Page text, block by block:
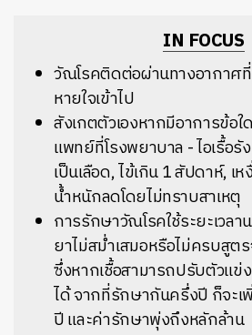
IN FOCUS
วัณโรคติดต่อผ่านทางอากาศ
หายใจเข้าไป
สังเกตตัวเองหากมีอาการข้อ
แพทย์ที่โรงพยาบาล - ไอเรื้อรั
เป็นเลือด, ไข้เกิน 1 สัปดาห์,
น้ำหนักลดโดยไม่ทราบสาเหตุ
การรักษาวัณโรคใช้ระยะเวล
ยาไม่สม่ำเสมอหรือไม่ครบสูต
ซึ่งหากเชื้อสามารถปรับตัวแ
ได้ จากที่รักษากันครึ่งปี ก็จะเ
ปี และค่ารักษาพุ่งถึงหลักล้าน